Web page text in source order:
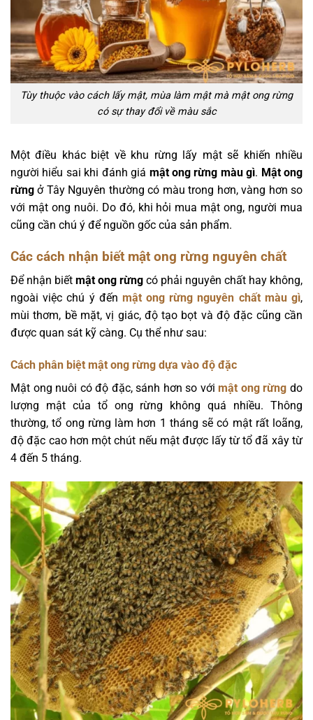
Tùy thuộc vào cách lấy mật, mùa làm mật mà mật ong rừng
có sự thay đổi về màu sắc
Một điều khác biệt về khu rừng lấy mật sẽ khiến nhiều
người hiểu sai khi đánh giá mật ong rừng màu gì. Mật ong
rừng ở Tây Nguyên thường có màu trong hơn, vàng hơn so
với mật ong nuôi. Do đó, khi hỏi mua mật ong, người mua
cũng cần chú ý để nguồn gốc của sản phẩm.
Các cách nhận biết mật ong rừng nguyên chất
Để nhận biết mật ong rừng có phải nguyên chất hay không,
ngoài việc chú ý đến mật ong rừng nguyên chất màu gì,
mùi thơm, bề mặt, vị giác, độ tạo bọt và độ đặc cũng cần
được quan sát kỹ càng. Cụ thể như sau:
Cách phân biệt mật ong rừng dựa vào độ đặc
Mật ong nuôi có độ đặc, sánh hơn so vớimật ong rừng do
lượng mật của tổ ong rừng không quá nhiều. Thông
thường, tổ ong rừng làm hơn 1 tháng sẽ có mật rất loãng,
độ đặc cao hơn một chút nếu mật được lấy từ tổ đã xây từ
4 đến 5 tháng.